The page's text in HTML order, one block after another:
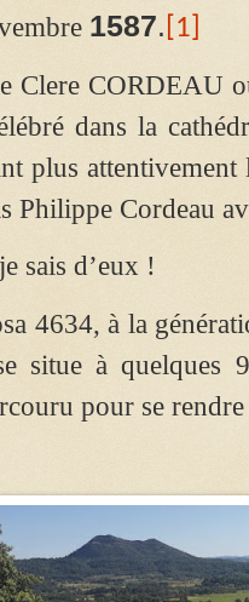
1587. [1]
Clere CORDEAU
dans la
plus
Philippe Cordeau
sais d’eux !
4634, à la
situe à quelques
pour se